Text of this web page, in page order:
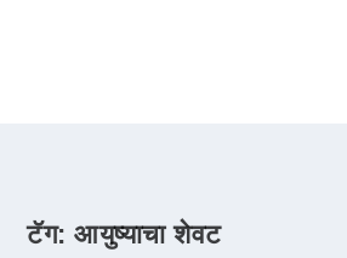
टॅग:आयुष्याचा शेवट